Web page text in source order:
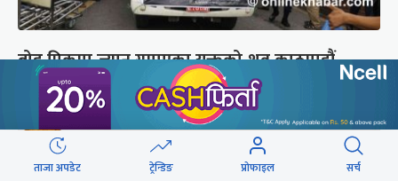
ब्रोड पिकमा ज्यान गुमाएका युक्तको शव काठमाडौं
ल्याइयो (तस्वीरहरू)
ताजा अपडेट ट्रेन्डिङ प्रोफाइल सर्च